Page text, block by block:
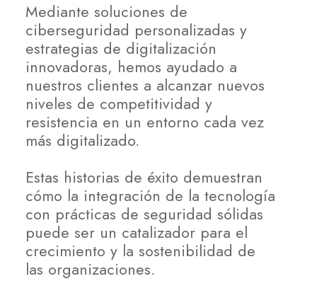
Mediante soluciones de
ciberseguridad personalizadas y
estrategias de digitalización
innovadoras, hemos ayudado a
nuestros clientes a alcanzar nuevos
niveles de competitividad y
resistencia en un entorno cada vez
más digitalizado.
Estas historias de éxito demuestran
cómo la integración de la tecnología
con prácticas de seguridad sólidas
puede ser un catalizador para el
crecimiento y la sostenibilidad de
las organizaciones.